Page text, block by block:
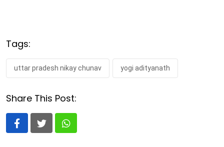
Tags:
uttar pradesh nikay chunav yogi adityanath
Share This Post:
Whatsapp